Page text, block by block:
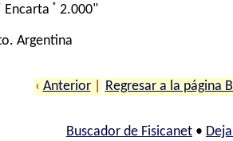
Encarta® 2.000"
. Argentina
‹ Anterior Regresar a la página
Buscador de Fisicanet•